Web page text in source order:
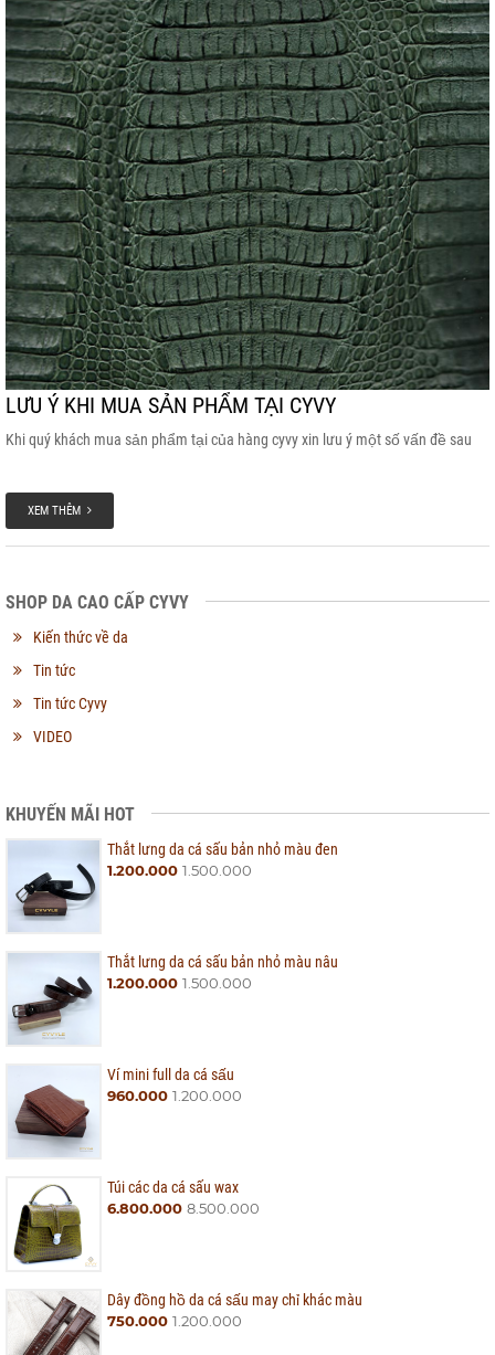
LƯU Ý KHI MUA SẢN PHẨM TẠI CYVY
Khi quý khách mua sản phẩm tại của hàng cyvy xin lưu ý một số vấn đề sau
XEM THÊM
SHOP DA CAO CẤP CYVY
Kiến thức về da
Tin tức
Tin tức Cyvy
VIDEO
KHUYẾN MÃI HOT
Thắt lưng da cá sấu bản nhỏ màu đen
1.200.000 1.500.000
Thắt lưng da cá sấu bản nhỏ màu nâu
1.200.000 1.500.000
Ví mini full da cá sấu
960.000 1.200.000
Túi các da cá sấu wax
6.800.000 8.500.000
Dây đồng hồ da cá sấu may chỉ khác màu
750.000 1.200.000